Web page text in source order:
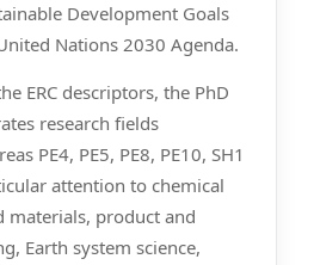
Development Goals
Nations 2030 Agenda.
ERC descriptors, the PhD
research fields
PE4, PE5, PE8, PE10, SH1
attention to chemical
materials, product and
Earth system science,